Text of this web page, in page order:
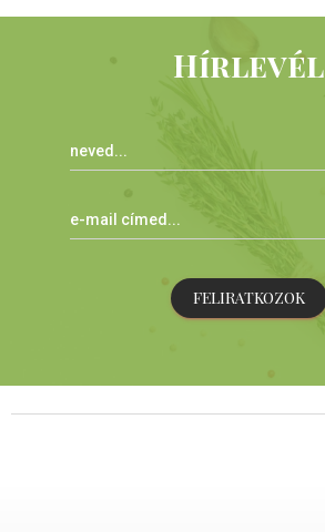
Hírlevél
FELIRATKOZOK